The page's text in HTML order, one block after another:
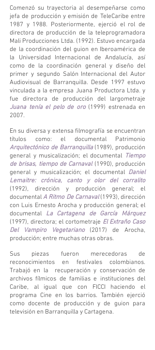
Comenzó su trayectoria al desempeñarse como
jefa de producción y emisión de TeleCaribe entre
1987 y 1988. Posteriormente, ejerció el rol de
directora de producción de la teleprogramadora
Mali Producciones Ltda. (1992). Estuvo encargada
de la coordinación del guion en Iberoamérica de
la Universidad Internacional de Andalucía, así
como de la coordinación general y diseño del
primer y segundo Salón Internacional del Autor
Audiovisual de Barranquilla. Desde 1997 estuvo
vinculada a la empresa Juana Productora Ltda. y
fue directora de producción del largometraje
Juana tenía el pelo de oro(1999) estrenada en
2007.
En su diversa y extensa filmografía se encuentran
títulos como: el documental Patrimonio
Arquitectónico de Barranquilla(1989), producción
general y musicalización; el documental Tiempo
de brisas, tiempo de Carnaval(1990), producción
general y musicalización; el documental Daniel
Lemaitre: crónica, canto y olor del corralito
(1992), dirección y producción general; el
documentalA Ritmo De Carnaval(1993), dirección
con Luis Ernesto Arocha y producción general; el
documental La Cartagena de García Márquez
(1997), directora; el cortometraje El Extraño Caso
Del Vampiro Vegetariano(2017) de Arocha,
producción; entre muchas otras obras.
Sus piezas fueron merecedoras de
reconocimientos en festivales colombianos.
Trabajó en la recuperación y conservación de
archivos fílmicos de familias e instituciones del
Caribe, al igual que con FICCI haciendo el
programa Cine en los barrios. También ejerció
como docente de producción y de guion para
televisión en Barranquilla y Cartagena.